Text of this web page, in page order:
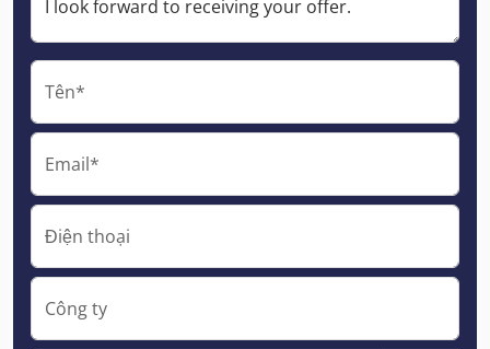
Tên*
Email*
Điện thoại
Công ty